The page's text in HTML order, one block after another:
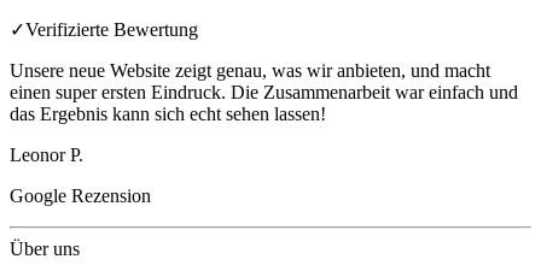
✓Verifizierte Bewertung
Unsere neue Website zeigt genau, was wir anbieten, und macht
einen super ersten Eindruck. Die Zusammenarbeit war einfach und
das Ergebnis kann sich echt sehen lassen!
Leonor P.
Google Rezension
Über uns